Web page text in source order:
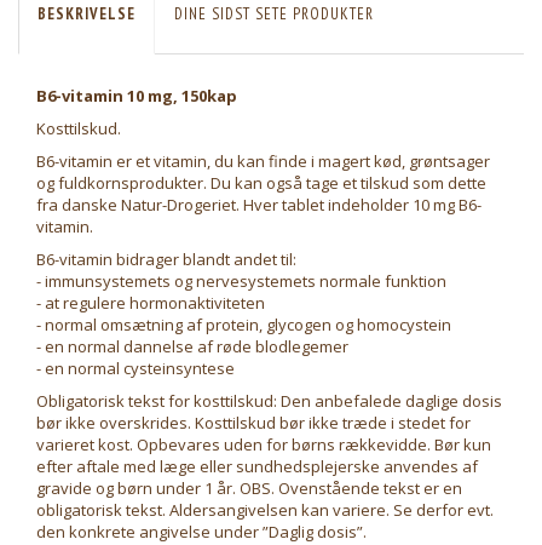
BESKRIVELSE DINE SIDST SETE PRODUKTER
B6-vitamin 10 mg, 150kap
Kosttilskud.
B6-vitamin er et vitamin, du kan finde i magert kød, grøntsager
og fuldkornsprodukter. Du kan også tage et tilskud som dette
fra danske Natur-Drogeriet. Hver tablet indeholder 10 mg B6-
vitamin.
B6-vitamin bidrager blandt andet til:
- immunsystemets og nervesystemets normale funktion
- at regulere hormonaktiviteten
- normal omsætning af protein, glycogen og homocystein
- en normal dannelse af røde blodlegemer
- en normal cysteinsyntese
Obligatorisk tekst for kosttilskud: Den anbefalede daglige dosis
bør ikke overskrides. Kosttilskud bør ikke træde i stedet for
varieret kost. Opbevares uden for børns rækkevidde. Bør kun
efter aftale med læge eller sundhedsplejerske anvendes af
gravide og børn under 1 år. OBS. Ovenstående tekst er en
obligatorisk tekst. Aldersangivelsen kan variere. Se derfor evt.
den konkrete angivelse under ”Daglig dosis”.